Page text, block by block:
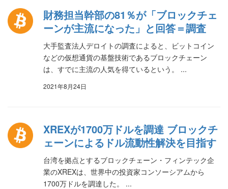
財務担当幹部の81％が「ブロックチェ
ーンが主流になった」と回答＝調査
大手監査法人デロイトの調査によると、ビットコイン
などの仮想通貨の基盤技術であるブロックチェーン
は、すでに主流の人気を得ているという。 ...
2021年8月24日
XREXが1700万ドルを調達 ブロックチ
ェーンによるドル流動性解決を目指す
台湾を拠点とするブロックチェーン・フィンテック企
業のXREXは、世界中の投資家コンソーシアムから
1700万ドルを調達した。 ...